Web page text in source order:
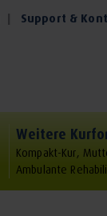
Support &
Weitere
Kompakt-Kur,
Ambulante